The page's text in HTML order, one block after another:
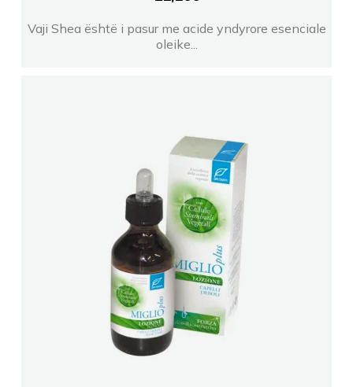
Vaji Shea është i pasur me acide yndyrore esenciale
oleike...